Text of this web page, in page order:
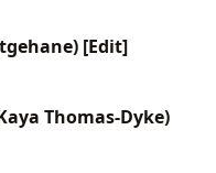
[Edit]
Thomas-Dyke)